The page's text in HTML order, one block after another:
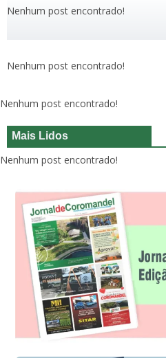
Nenhum post encontrado!
Nenhum post encontrado!
Nenhum post encontrado!
Mais Lidos
Nenhum post encontrado!